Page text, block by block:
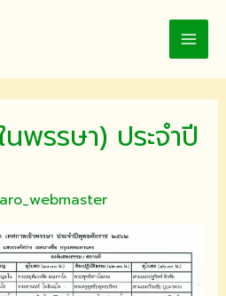
พรรษา) ประจำปี